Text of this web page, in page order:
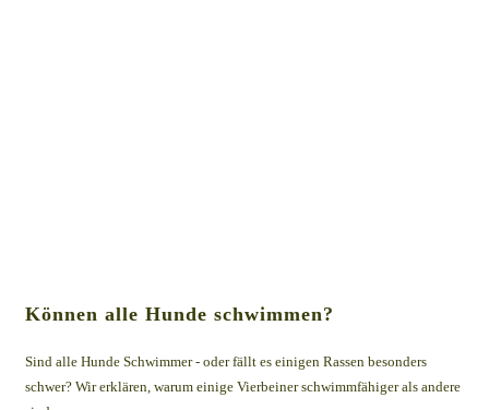
Können alle Hunde schwimmen?
Sind alle Hunde Schwimmer - oder fällt es einigen Rassen besonders
schwer? Wir erklären, warum einige Vierbeiner schwimmfähiger als andere